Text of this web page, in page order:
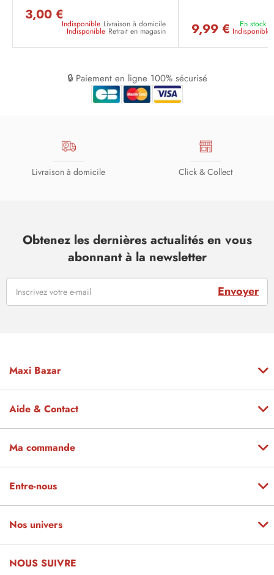
3,00 €
Indisponible Livraison à domicile
Indisponible Retrait en magasin 9,99 € En stock
Indisponible
🔒 Paiement en ligne 100% sécurisé
Livraison à domicile Click & Collect
Obtenez les dernières actualités en vous
abonnant à la newsletter
Envoyer
Maxi Bazar
Aide & Contact
Ma commande
Entre-nous
Nos univers
NOUS SUIVRE